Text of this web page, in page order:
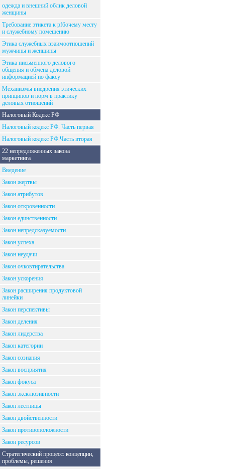
одежда и внешний облик деловой
женщины
Требование этикета к рfбочему месту
и служебному помещению
Этика служебных взаимоотношений
мужчины и женщины
Этика письменного делового
общения и обмена деловой
информацией по факсу
Механизмы внедрения этических
принципов и норм в практику
деловых отношений
Налоговый Кодекс РФ
Налоговый кодекс РФ. Часть первая
Налоговый кодекс РФ.Часть вторая
22 непредложенных закона
маркетинга
Введение
Закон жертвы
Закон атрибутов
Закон откровенности
Закон единственности
Закон непредсказуемости
Закон успеха
Закон неудачи
Закон очковтирательства
Закон ускорения
Закон расширения продуктовой
линейки
Закон перспективы
Закон деления
Закон лидерства
Закон категории
Закон сознания
Закон восприятия
Закон фокуса
Закон эксклюзивности
Закон лестницы
Закон двойственности
Закон противоположности
Закон ресурсов
Стратегический процесс: концепции,
проблемы, решения